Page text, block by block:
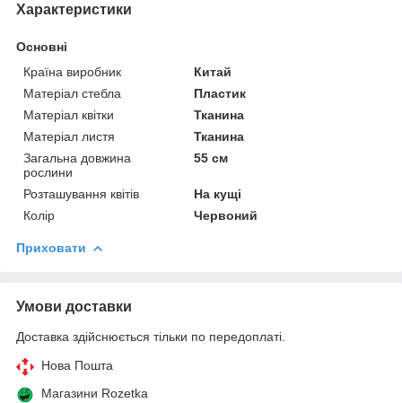
Характеристики
Основні
Країна виробник
Китай
Матеріал стебла
Пластик
Матеріал квітки
Тканина
Матеріал листя
Тканина
Загальна довжина
рослини
55 см
Розташування квітів
На кущі
Колір
Червоний
Приховати
Умови доставки
Доставка здійснюється тільки по передоплаті.
Нова Пошта
Магазини Rozetka